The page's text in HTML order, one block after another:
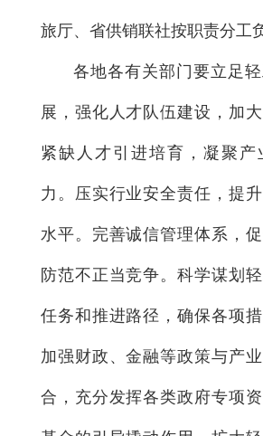
旅厅、省供销联社按职责分工
各地各有关部门要立足
展，强化人才队伍建设，加
紧缺人才引进培育，凝聚产
力。压实行业安全责任，提
水平。完善诚信管理体系，促
防范不正当竞争。科学谋划
任务和推进路径，确保各项措
加强财政、金融等政策与产
合，充分发挥各类政府专项